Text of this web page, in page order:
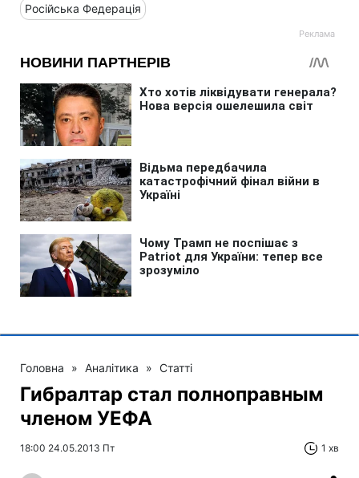
Російська Федерація
Головна » Аналітика » Статті
Гибралтар стал полноправным
членом УЕФА
18:00 24.05.2013 Пт 1 хв